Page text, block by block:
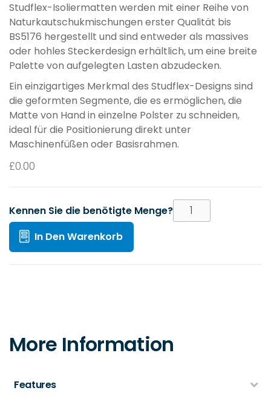
Studflex-Isoliermatten werden mit einer Reihe von
Naturkautschukmischungen erster Qualität bis
BS5176 hergestellt und sind entweder als massives
oder hohles Steckerdesign erhältlich, um eine breite
Palette von aufgelegten Lasten abzudecken.
Ein einzigartiges Merkmal des Studflex-Designs sind
die geformten Segmente, die es ermöglichen, die
Matte von Hand in einzelne Polster zu schneiden,
ideal für die Positionierung direkt unter
Maschinenfüßen oder Basisrahmen.
£0.00
Kennen Sie die benötigte Menge?
In Den Warenkorb
More Information
Features